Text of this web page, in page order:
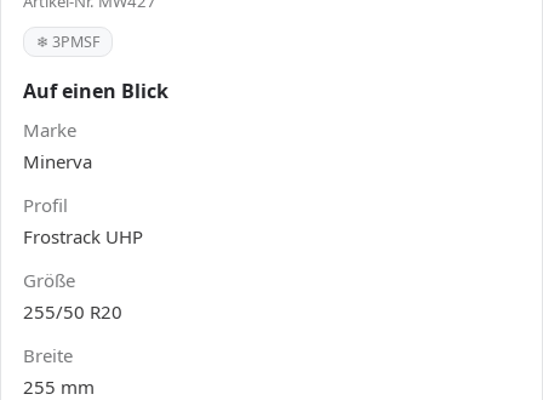
❄ 3PMSF
Auf einen Blick
Marke
Minerva
Profil
Frostrack UHP
Größe
255/50 R20
Breite
255 mm